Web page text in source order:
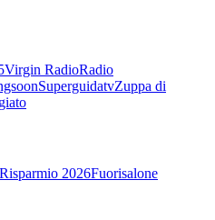
Virgin RadioRadio
SuperguidatvZuppa di
2026Fuorisalone